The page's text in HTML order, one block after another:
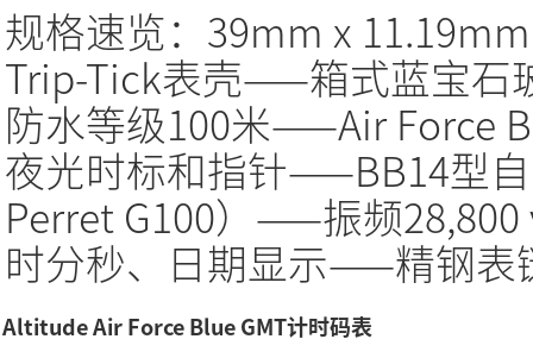
规格速览：39mm x
Trip-Tick表壳——箱式蓝宝
防水等级100米——Air Force
夜光时标和指针——BB14型
Perret G100）——振频
时分秒、日期显示——精钢表
Altitude Air Force Blue GMT计时码表